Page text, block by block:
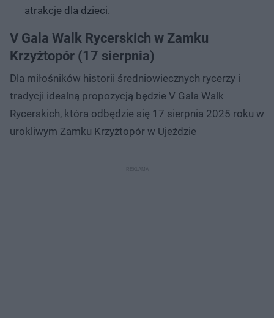
atrakcje dla dzieci.
V Gala Walk Rycerskich w Zamku
Krzyżtopór (17 sierpnia)
Dla miłośników historii średniowiecznych rycerzy i
tradycji idealną propozycją będzie V Gala Walk
Rycerskich, która odbędzie się 17 sierpnia 2025 roku w
urokliwym Zamku Krzyżtopór w Ujeździe